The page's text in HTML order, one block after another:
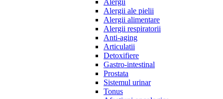
Alergii
Alergii ale pielii
Alergii alimentare
Alergii respiratorii
Anti-aging
Articulatii
Detoxifiere
Gastro-intestinal
Prostata
Sistemul urinar
Tonus